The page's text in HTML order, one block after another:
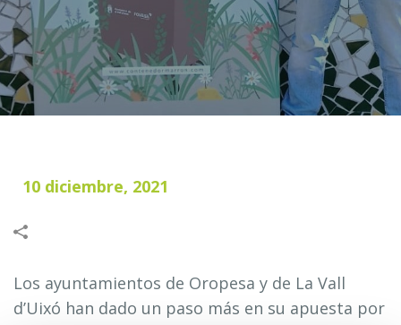
10 diciembre, 2021
Los ayuntamientos de Oropesa y de La Vall
d’Uixó han dado un paso más en su apuesta por